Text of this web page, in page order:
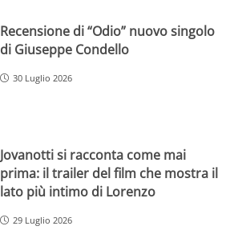
Recensione di “Odio” nuovo singolo
di Giuseppe Condello
30 Luglio 2026
Jovanotti si racconta come mai
prima: il trailer del film che mostra il
lato più intimo di Lorenzo
29 Luglio 2026